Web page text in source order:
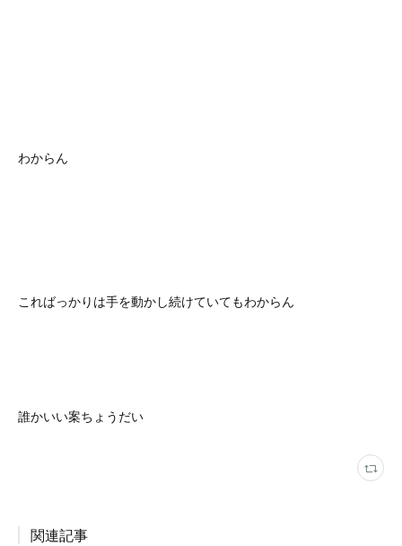
わからん
こればっかりは手を動かし続けていてもわからん
誰かいい案ちょうだい
関連記事